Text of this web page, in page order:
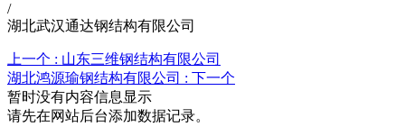
/
湖北武汉通达钢结构有限公司
上一个 : 山东三维钢结构有限公司
湖北鸿源瑜钢结构有限公司 : 下一个
暂时没有内容信息显示
请先在网站后台添加数据记录。